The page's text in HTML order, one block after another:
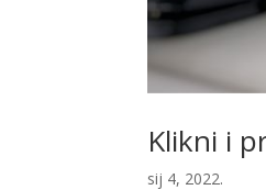
Klikni i
sij 4, 2022.